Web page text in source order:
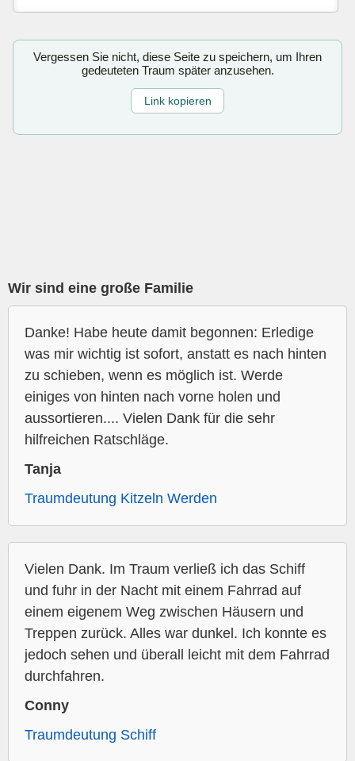
Vergessen Sie nicht, diese Seite zu speichern, um Ihren
gedeuteten Traum später anzusehen.
Link kopieren
Wir sind eine große Familie
Danke! Habe heute damit begonnen: Erledige
was mir wichtig ist sofort, anstatt es nach hinten
zu schieben, wenn es möglich ist. Werde
einiges von hinten nach vorne holen und
aussortieren.... Vielen Dank für die sehr
hilfreichen Ratschläge.
Tanja
Traumdeutung Kitzeln Werden
Vielen Dank. Im Traum verließ ich das Schiff
und fuhr in der Nacht mit einem Fahrrad auf
einem eigenem Weg zwischen Häusern und
Treppen zurück. Alles war dunkel. Ich konnte es
jedoch sehen und überall leicht mit dem Fahrrad
durchfahren.
Conny
Traumdeutung Schiff